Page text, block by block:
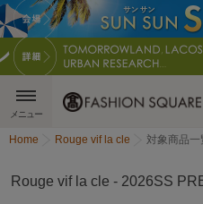
メニュー
Home Rouge vif la cle 対象商品一
Rouge vif la cle - 2026SS